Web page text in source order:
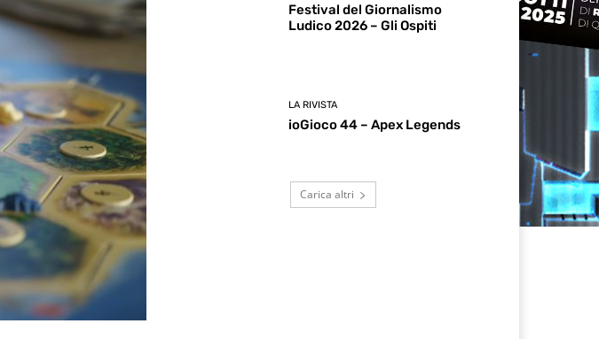
Festival del Giornalismo
Ludico 2026 – Gli Ospiti
LA RIVISTA
ioGioco 44 – Apex Legends
Carica altri